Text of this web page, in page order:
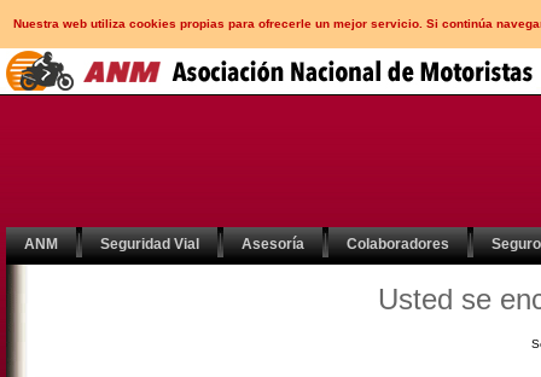
Nuestra web utiliza cookies propias para ofrecerle un mejor servicio. Si continúa
ANM Seguridad Vial Asesoría Colaboradores
Usted se